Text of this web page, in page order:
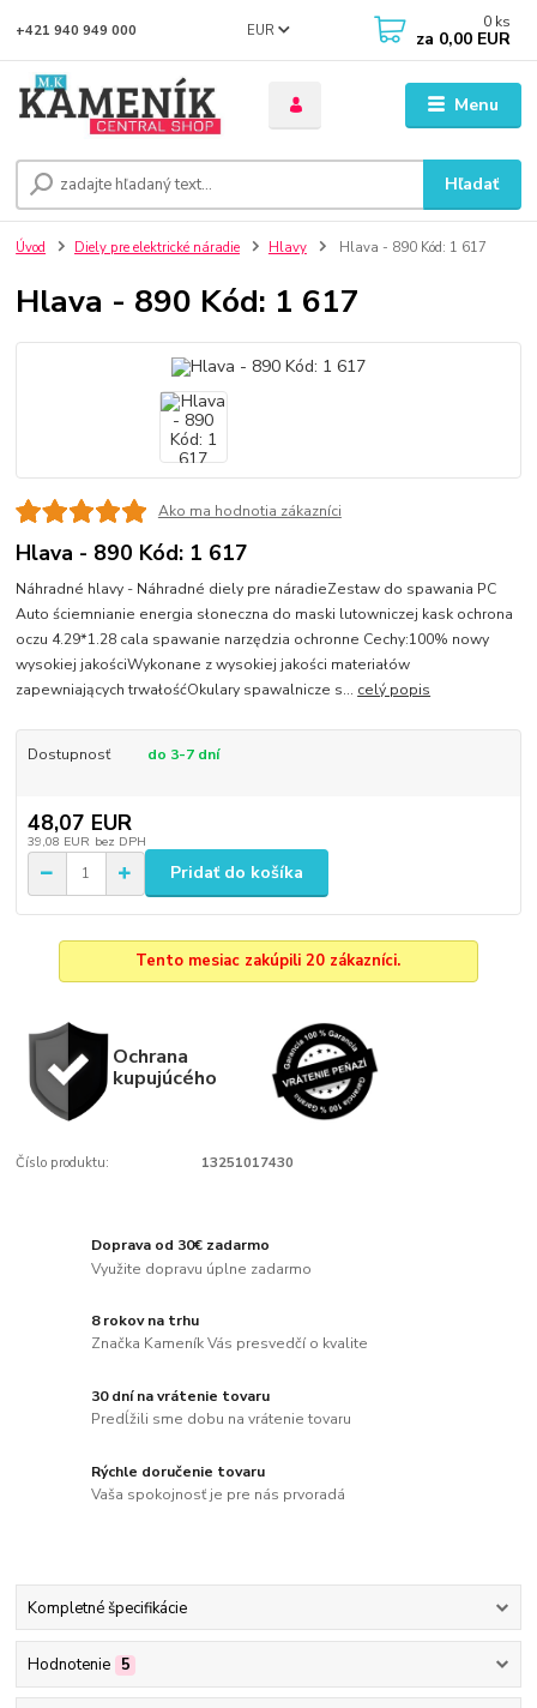
Menu
EUR
Hľadať
+421 940 949 000 0 ks
za 0,00 EUR
Úvod Diely pre elektrické náradie Hlavy Hlava - 890 Kód: 1 617
Hlava - 890 Kód: 1 617
Ako ma hodnotia zákazníci
Hlava - 890 Kód: 1 617
Náhradné hlavy - Náhradné diely pre náradieZestaw do spawania PC
Auto ściemnianie energia słoneczna do maski lutowniczej kask ochrona
oczu 4.29*1.28 cala spawanie narzędzia ochronne Cechy:100% nowy
wysokiej jakościWykonane z wysokiej jakości materiałów
zapewniających trwałośćOkulary spawalnicze s... celý popis
Dostupnosť do 3-7 dní
48,07 EUR
39,08 EUR bez DPH
Pridať do košíka
Tento mesiac zakúpili 20 zákazníci.
Ochrana
kupujúcého
Číslo produktu: 13251017430
Doprava od 30€ zadarmo
Využite dopravu úplne zadarmo
8 rokov na trhu
Značka Kameník Vás presvedčí o kvalite
30 dní na vrátenie tovaru
Predĺžili sme dobu na vrátenie tovaru
Rýchle doručenie tovaru
Vaša spokojnosť je pre nás prvoradá
Kompletné špecifikácie
Hodnotenie 5